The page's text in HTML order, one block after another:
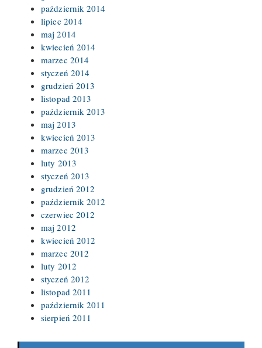
październik 2014
lipiec 2014
maj 2014
kwiecień 2014
marzec 2014
styczeń 2014
grudzień 2013
listopad 2013
październik 2013
maj 2013
kwiecień 2013
marzec 2013
luty 2013
styczeń 2013
grudzień 2012
październik 2012
czerwiec 2012
maj 2012
kwiecień 2012
marzec 2012
luty 2012
styczeń 2012
listopad 2011
październik 2011
sierpień 2011